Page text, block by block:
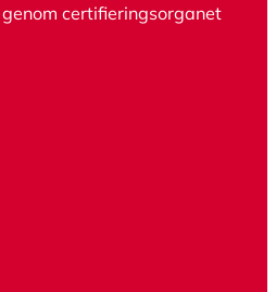
certifieringsorganet